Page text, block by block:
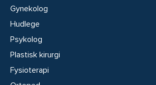
Gynekolog
Hudlege
Psykolog
Plastisk kirurgi
Fysioterapi